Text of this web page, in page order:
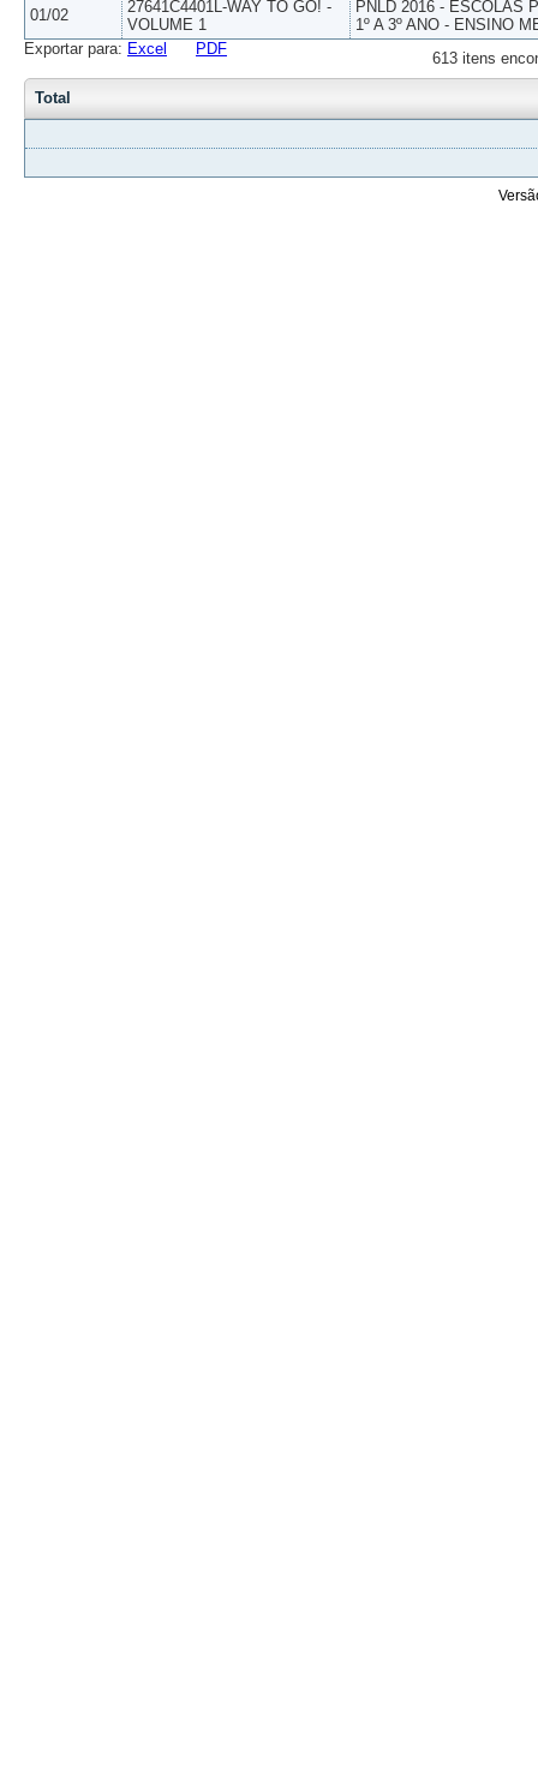
01/02
27641C4401L-WAY TO GO! -
VOLUME 1
PNLD 2016 - ESCOLAS
1º A 3º ANO - ENSINO
613 itens
Exportar para: Excel PDF
Total